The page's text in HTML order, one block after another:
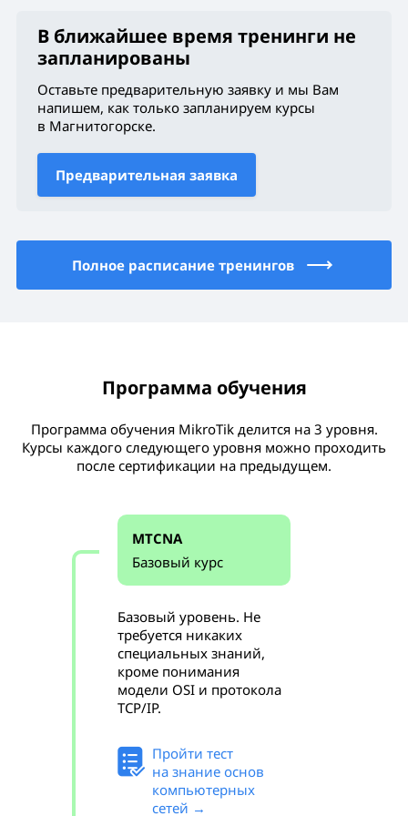
В ближайшее время тренинги не
запланированы
Оставьте предварительную заявку и мы Вам
напишем, как только запланируем курсы
в Магнитогорске.
Предварительная заявка
Полное расписание тренингов
Программа обучения
Программа обучения MikroTik делится на 3 уровня.
Курсы каждого следующего уровня можно проходить
после сертификации на предыдущем.
MTCNA
Базовый курс
Базовый уровень. Не
требуется никаких
специальных знаний,
кроме понимания
модели OSI и протокола
TCP/IP.
Пройти тест
на знание основ
компьютерных
сетей →